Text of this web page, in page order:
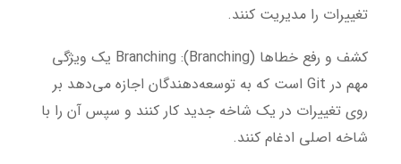
تغییرات را مدیریت کنند.
کشف و رفع خطاها (Branching):
Branching یک ویژگی
مهم در Git است که به توسعه‌دهندگان اجازه می‌دهد بر
روی تغییرات در یک شاخه جدید کار کنند و سپس آن را با
شاخه اصلی ادغام کنند.